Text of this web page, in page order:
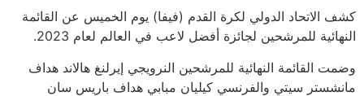
كشف الاتحاد الدولي لكرة القدم (فيفا) يوم الخميس عن القائمة
النهائية للمرشحين لجائزة أفضل لاعب في العالم لعام 2023.
وضمت القائمة النهائية للمرشحين النرويجي إيرلنغ هالاند هداف
مانشستر سيتي والفرنسي كيليان مبابي هداف باريس سان